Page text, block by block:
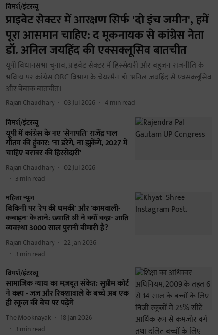
विमर्श/इंटरव्यू
प्राइवेट सेक्टर में आरक्षण सिर्फ 'दो इंच जमीन', हमें
पूरा आसमान चाहिए: द मूकनायक से कांग्रेस नेता
डॉ. अनिल जयहिंद की एक्सक्लूसिव बातचीत
यूपी विधानसभा चुनाव, प्राइवेट सेक्टर में हिस्सेदारी और बहुजन राजनीति के
भविष्य पर कांग्रेस OBC विभाग के चेयरमैन डॉ. अनिल जयहिंद से एक्सक्लूसिव
और बेबाक बातचीत।
Rajan Chaudhary 03 Jul 2026 4 min read
विमर्श/इंटरव्यू
यूपी में कांग्रेस के नए 'सेनापति' राजेंद्र पाल
गौतम की हुंकार: 'ना डरेंगे, ना झुकेंगे, 2027 में
चाहिए बराबर की हिस्सेदारी'
Rajan Chaudhary
02 Jul 2026
3 min read
महिला न्यूज़
बिकिनी पर 'रेप की धमकी' और 'कामवाली-
कबाड़न' के ताने: ख्याति श्री ने क्यों कहा- जाति
व्यवस्था 3000 साल पुरानी बीमारी है?
Rajan Chaudhary
22 Jan 2026
3 min read
विमर्श/इंटरव्यू
सामाजिक न्याय का मज़बूत संकेत: सुप्रीम कोर्ट
ने कहा - जज और रिक्शावाले के बच्चे अब एक
ही स्कूल की बेंच पर पढ़ेंगे
The Mooknayak
18 Jan 2026
3 min read